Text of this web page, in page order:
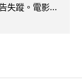
失蹤。電影...